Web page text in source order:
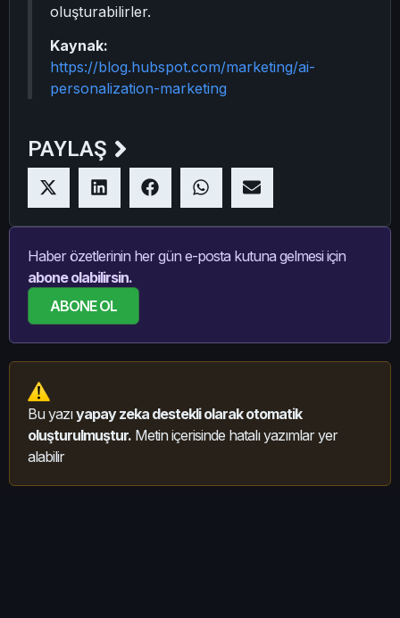
oluşturabilirler.
Kaynak:
https://blog.hubspot.com/marketing/ai-
personalization-marketing
PAYLAŞ
Haber özetlerinin her gün e-posta kutuna gelmesi için
abone olabilirsin.
ABONE OL
Bu yazıyapay zeka destekli olarak otomatik
oluşturulmuştur. Metin içerisinde hatalı yazımlar yer
alabilir